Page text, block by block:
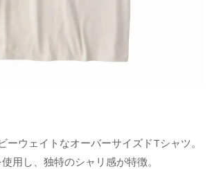
ーウェイトなオーバーサイズドTシャツ。
用し、独特のシャリ感が特徴。